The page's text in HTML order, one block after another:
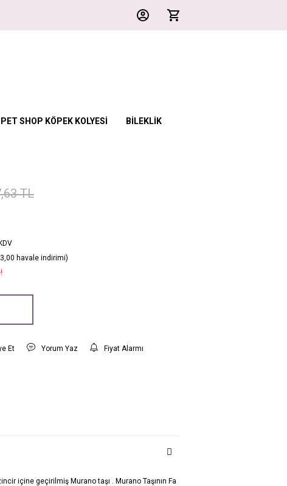
PET SHOP KÖPEK KOLYESİ BİLEKLİK
TL
havale indirimi)
Et Yorum Yaz Fiyat Alarmı
içine geçirilmiş Murano taşı . Murano Taşının Fa